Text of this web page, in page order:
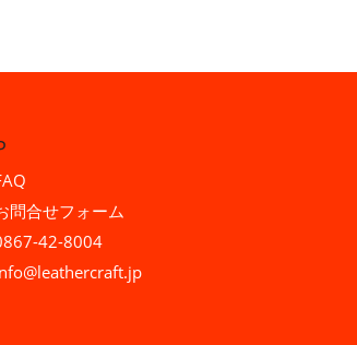
問合せフォーム
42-8004